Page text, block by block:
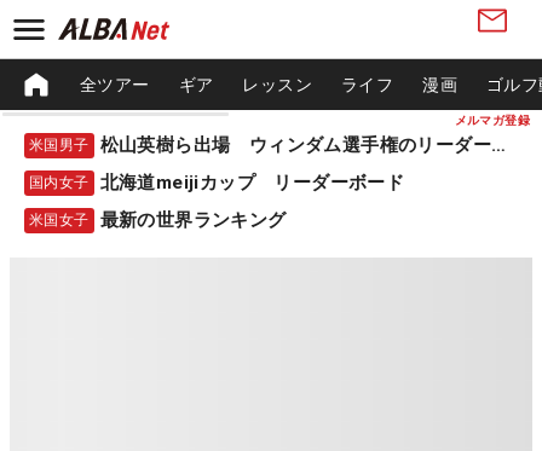
メルマガ登録
全ツアー ギア レッスン ライフ 漫画 ゴル
米国男子 松山英樹ら出場 ウィンダム選手権のリーダーボード
国内女子 北海道meijiカップ リーダーボード
米国女子 最新の世界ランキング